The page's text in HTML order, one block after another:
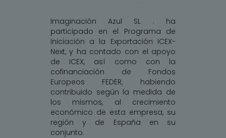
Imaginación Azul SL . ha
participado en el Programa de
Iniciación a la Exportación ICEX-
Next, y ha contado con el apoyo
de ICEX, así como con la
cofinanciación de Fondos
Europeos FEDER, habiendo
contribuido según la medida de
los mismos, al crecimiento
económico de esta empresa, su
región y de España en su
conjunto.